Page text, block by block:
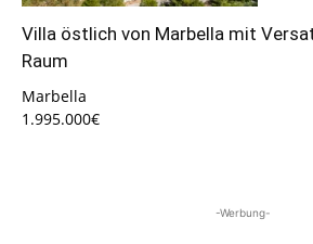
Villa östlich von Marbella mit
Raum
Marbella
1.995.000€
-Werbung-